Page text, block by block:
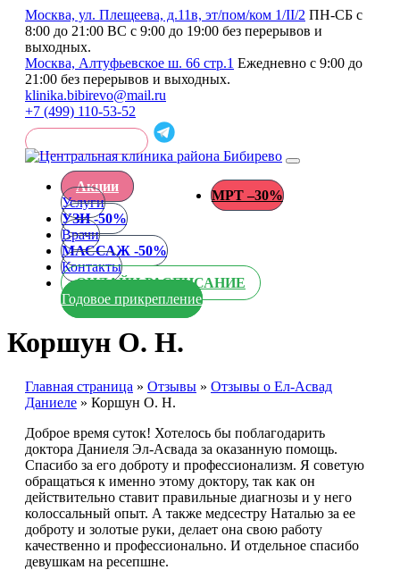
Москва, ул. Плещеева, д.11в, эт/пом/ком 1/II/2 ПН-СБ с
8:00 до 21:00 ВС с 9:00 до 19:00 без перерывов и
выходных.
Москва, Алтуфьевское ш. 66 стр.1 Ежедневно с 9:00 до
21:00 без перерывов и выходных.
klinika.bibirevo@mail.ru
+7 (499) 110-53-52
Перейти
содержаниюАкции
МРТ –30%
Услуги
УЗИ -50%
Врачи
МАССАЖ -50%
Контакты
ОНЛАЙН-РАСПИСАНИЕ
Годовое прикрепление
Коршун О. Н.
Главная страница » Отзывы » Отзывы о Ел-Асвад
Даниеле » Коршун О. Н.
Доброе время суток! Хотелось бы поблагодарить
доктора Даниеля Эл-Асвада за оказанную помощь.
Спасибо за его доброту и профессионализм. Я советую
обращаться к именно этому доктору, так как он
действительно ставит правильные диагнозы и у него
колоссальный опыт. А также медсестру Наталью за ее
доброту и золотые руки, делает она свою работу
качественно и профессионально. И отдельное спасибо
девушкам на ресепшне.